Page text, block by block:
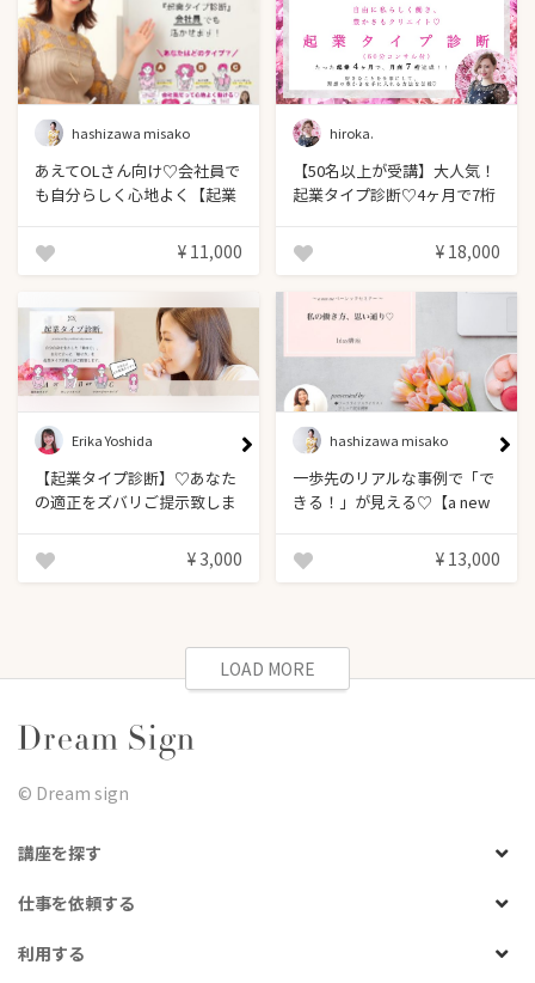
hashizawa misako
あえてOLさん向け♡会社員で
も自分らしく心地よく【起業
version〜】
¥ 11,000
hiroka.
【50名以上が受講】大人気！
起業タイプ診断♡4ヶ月で7桁
（60分）
¥ 18,000
Reviewed by RYO
Erika Yoshida
【起業タイプ診断】♡あなた
の適正をズバリご提示致しま
¥ 3,000
hashizawa misako
一歩先のリアルな事例で「で
きる！」が見える♡【a new
¥ 13,000
LOAD MORE
©︎ Dream sign
講座を探す
仕事を依頼する
利用する